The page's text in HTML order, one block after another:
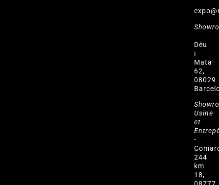
-
Déu
i
Mata
62,
08029
Usine
et
-
244
km
18,